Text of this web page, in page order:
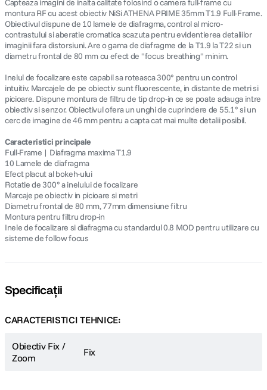
Capteaza imagini de inalta calitate folosind o camera full-frame cu
montura RF cu acest obiectiv NiSi ATHENA PRIME 35mm T1.9 Full-Frame.
Obiectivul dispune de 10 lamele de diafragma, control al micro-
contrastului si aberatie cromatica scazuta pentru evidentierea detaliilor
imaginii fara distorsiuni. Are o gama de diafragme de la T1.9 la T22 si un
diametru frontal de 80 mm cu efect de "focus breathing" minim.
Inelul de focalizare este capabil sa roteasca 300° pentru un control
intuitiv. Marcajele de pe obiectiv sunt fluorescente, in distante de metri si
picioare. Dispune montura de filtru de tip drop-in ce se poate adauga intre
obiectiv si senzor. Obiectivul ofera un unghi de cuprindere de 55.1° si un
cerc de imagine de 46 mm pentru a capta cat mai multe detalii posibil.
Caracteristici principale
Full-Frame | Diafragma maxima T1.9
10 Lamele de diafragma
Efect placut al bokeh-ului
Rotatie de 300° a inelului de focalizare
Marcaje pe obiectiv in picioare si metri
Diametru frontal de 80 mm, 77mm dimensiune filtru
Montura pentru filtru drop-in
Inele de focalizare si diafragma cu standardul 0.8 MOD pentru utilizare cu
sisteme de follow focus
Specificații
CARACTERISTICI TEHNICE:
Obiectiv Fix /
Zoom
Fix